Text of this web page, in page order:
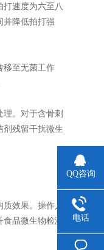
速度为六至八
并降低拍打强
至无菌工作
。对于含骨刺
剂残留干扰微生
效果。操作人
品微生物检测
QQ咨询
电话